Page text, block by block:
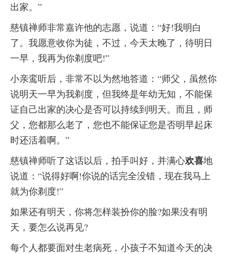
出家。”
慈镇禅师非常嘉许他的志愿，说道：“好!我明白
了。我愿意收你为徒，不过，今天太晚了，待明日
一早，我再为你剃度吧!”
小亲鸾听后，非常不以为然地答道：“师父，虽然你
说明天一早为我剃度，但我终是年幼无知，不能保
证自己出家的决心是否可以持续到明天。而且，师
父，您都那么老了，您也不能保证您是否明早起床
时还活着啊。”
慈镇禅师听了这话以后，拍手叫好，并满心欢喜地
说道：“说得好啊!你说的话完全没错，现在我马上
就为你剃度!”
如果还有明天，你将怎样装扮你的脸?如果没有明
天，要怎么说再见?
每个人都要面对生老病死，小孩子不知道今天的决